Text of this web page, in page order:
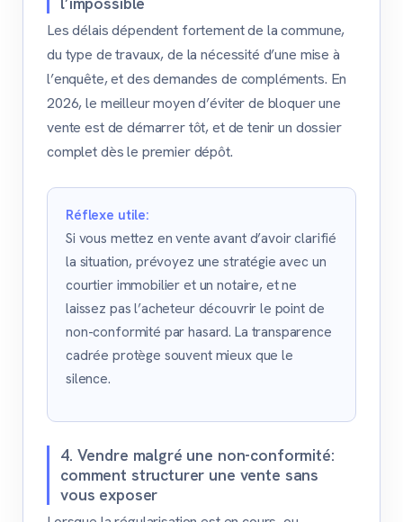
Les délais dépendent fortement de la commune,
du type de travaux, de la nécessité d’une mise à
l’enquête, et des demandes de compléments. En
2026, le meilleur moyen d’éviter de bloquer une
vente est de démarrer tôt, et de tenir un dossier
complet dès le premier dépôt.
Réflexe utile:
Si vous mettez en vente avant d’avoir clarifié
la situation, prévoyez une stratégie avec un
courtier immobilier et un notaire, et ne
laissez pas l’acheteur découvrir le point de
non-conformité par hasard. La transparence
cadrée protège souvent mieux que le
silence.
4. Vendre malgré une non-conformité:
comment structurer une vente sans
vous exposer